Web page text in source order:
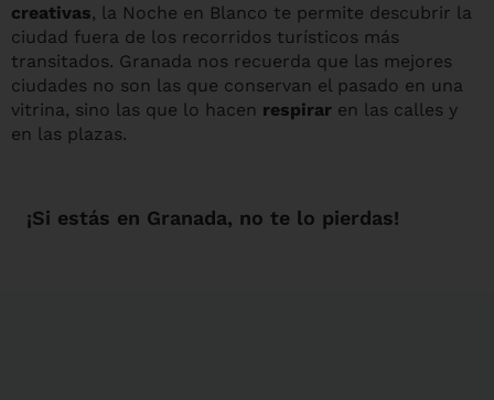
creativas, la Noche en Blanco te permite descubrir la
ciudad fuera de los recorridos turísticos más
transitados. Granada nos recuerda que las mejores
ciudades no son las que conservan el pasado en una
vitrina, sino las que lo hacen respirar en las calles y
en las plazas.
¡Si estás en Granada, no te lo pierdas!